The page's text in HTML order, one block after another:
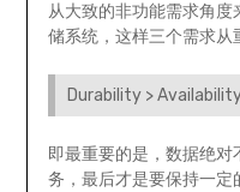
从大致的非功能需求角
储系统，这样三个需求从
Durability >
即最重要的是，数据绝
务，最后才是要保持一